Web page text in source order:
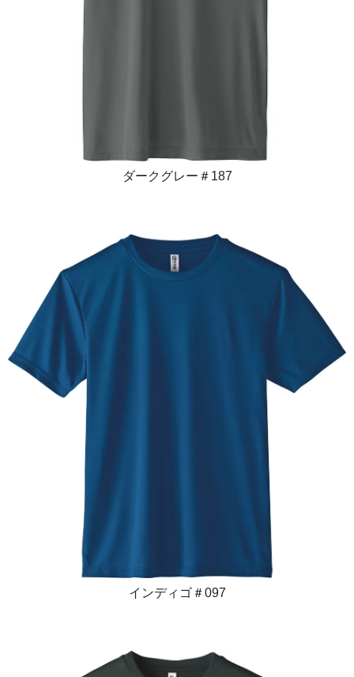
ダークグレー＃187
インディゴ＃097